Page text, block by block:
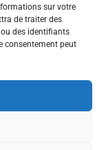
sur votre
de traiter des
des identifiants
consentement peut